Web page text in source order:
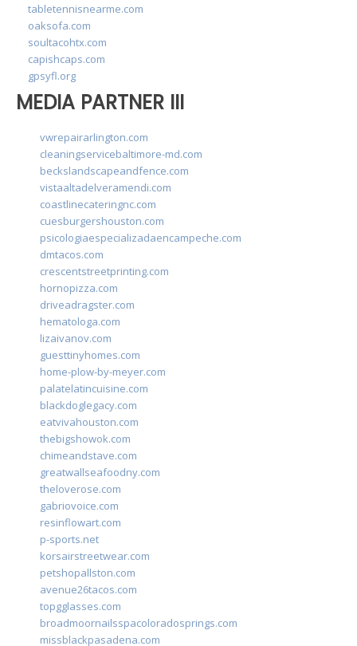
tabletennisnearme.com
oaksofa.com
soultacohtx.com
capishcaps.com
gpsyfl.org
MEDIA PARTNER III
vwrepairarlington.com
cleaningservicebaltimore-md.com
beckslandscapeandfence.com
vistaaltadelveramendi.com
coastlinecateringnc.com
cuesburgershouston.com
psicologiaespecializadaencampeche.com
dmtacos.com
crescentstreetprinting.com
hornopizza.com
driveadragster.com
hematologa.com
lizaivanov.com
guesttinyhomes.com
home-plow-by-meyer.com
palatelatincuisine.com
blackdoglegacy.com
eatvivahouston.com
thebigshowok.com
chimeandstave.com
greatwallseafoodny.com
theloverose.com
gabriovoice.com
resinflowart.com
p-sports.net
korsairstreetwear.com
petshopallston.com
avenue26tacos.com
topgglasses.com
broadmoornailsspacoloradosprings.com
missblackpasadena.com